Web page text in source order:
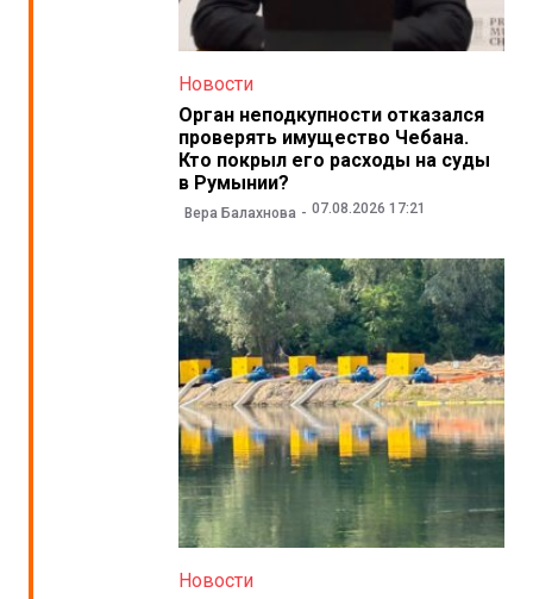
Новости
Орган неподкупности отказался
проверять имущество Чебана.
Кто покрыл его расходы на суды
в Румынии?
Вера Балахнова 07.08.2026 17:21
Новости